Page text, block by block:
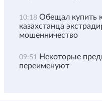
10:18 Обещал купить
казахстанца
мошенничество
09:51
Некоторые
переименуют